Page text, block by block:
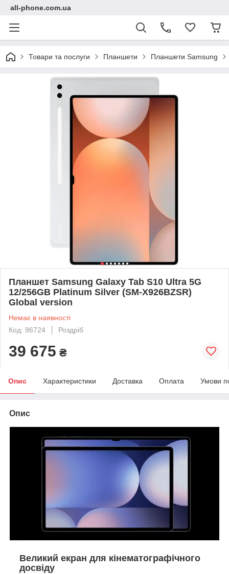
all-phone.com.ua
Товари та послуги Планшети Планшети Samsung
Планшет Samsung Galaxy Tab S10 Ultra 5G
12/256GB Platinum Silver (SM-X926BZSR)
Global version
Немає в наявності
Код: 96724
Роздріб
39 675 ₴
Опис Характеристики Доставка Оплата Умови
Опис
Великий екран для кінематографічного
досвіду